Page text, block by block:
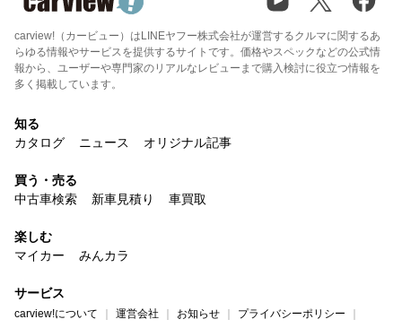
carview!（カービュー）はLINEヤフー株式会社が運営するクルマに関するあ
らゆる情報やサービスを提供するサイトです。価格やスペックなどの公式情
報から、ユーザーや専門家のリアルなレビューまで購入検討に役立つ情報を
多く掲載しています。
知る
カタログ
ニュース オリジナル記事
買う・売る
中古車検索
新車見積り 車買取
楽しむ
マイカー
みんカラ
サービス
carview!について 運営会社 お知らせ プライバシーポリシー